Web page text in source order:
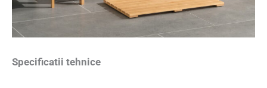
Specificatii tehnice